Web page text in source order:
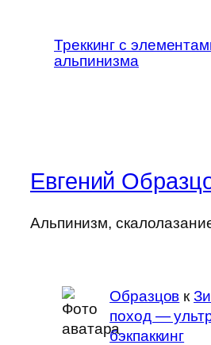
Треккинг с
альпинизма
Евгений
Альпинизм,
Образцов к
поход —
бэкпаккинг